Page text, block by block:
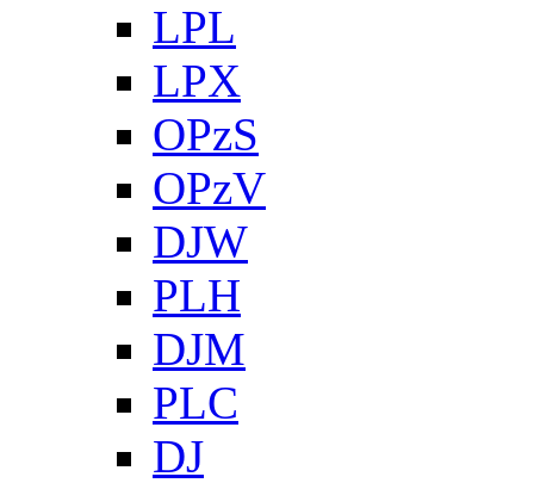
LPL
LPX
OPzS
OPzV
DJW
PLH
DJM
PLC
DJ